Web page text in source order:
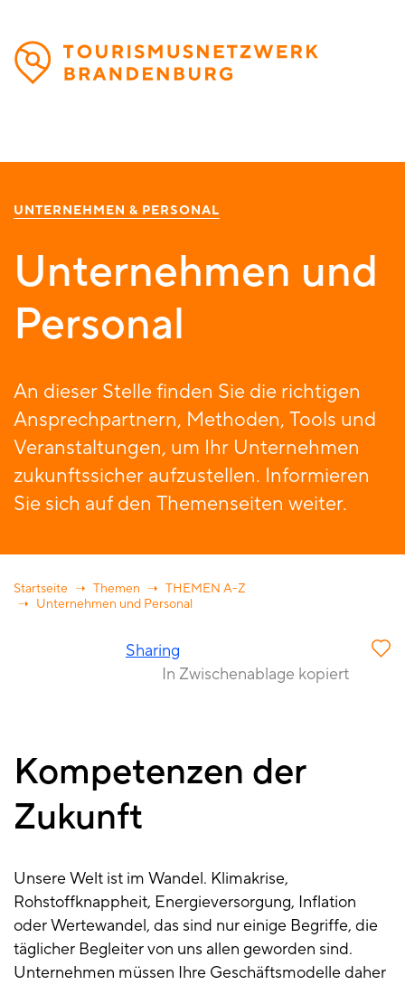
Direkt
zum
Inhalt
UNTERNEHMEN & PERSONAL
Unternehmen und
Personal
An dieser Stelle finden Sie die richtigen
Ansprechpartnern, Methoden, Tools und
Veranstaltungen, um Ihr Unternehmen
zukunftssicher aufzustellen. Informieren
Sie sich auf den Themenseiten weiter.
Startseite Themen
THEMEN A-Z
Unternehmen und Personal
Sharing
In Zwischenablage kopiert
Kompetenzen der
Zukunft
Unsere Welt ist im Wandel. Klimakrise,
Rohstoffknappheit, Energieversorgung, Inflation
oder Wertewandel, das sind nur einige Begriffe, die
täglicher Begleiter von uns allen geworden sind.
Unternehmen müssen Ihre Geschäftsmodelle daher